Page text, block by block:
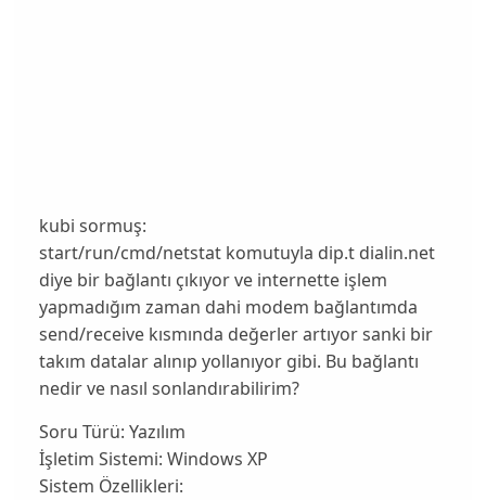
kubi sormuş:
start/run/cmd/netstat komutuyla dip.t dialin.net
diye bir bağlantı çıkıyor ve internette işlem
yapmadığım zaman dahi modem bağlantımda
send/receive kısmında değerler artıyor sanki bir
takım datalar alınıp yollanıyor gibi. Bu bağlantı
nedir ve nasıl sonlandırabilirim?
Soru Türü: Yazılım
İşletim Sistemi: Windows XP
Sistem Özellikleri: